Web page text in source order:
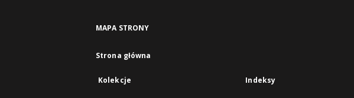
MAPA STRONY
Strona główna
Kolekcje Indeksy